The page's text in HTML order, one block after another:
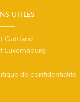
UTILES
Guttland
Luxembourg
de confidentialité